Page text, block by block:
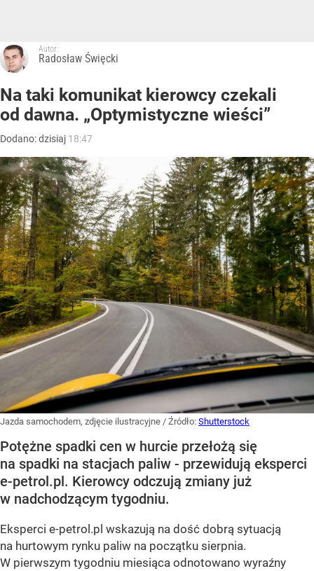
Autor:
Radosław Święcki
Na taki komunikat kierowcy czekali
od dawna. „Optymistyczne wieści”
Dodano:dzisiaj 18:47
Jazda samochodem, zdjęcie ilustracyjne / Źródło: Shutterstock
Potężne spadki cen w hurcie przełożą się
na spadki na stacjach paliw - przewidują eksperci
e-petrol.pl. Kierowcy odczują zmiany już
w nadchodzącym tygodniu.
Eksperci e-petrol.pl wskazują na dość dobrą sytuacją
na hurtowym rynku paliw na początku sierpnia.
W pierwszym tygodniu miesiąca odnotowano wyraźny